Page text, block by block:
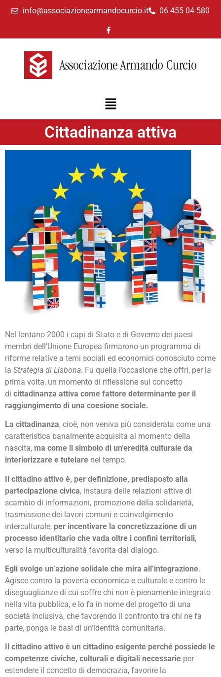
info@associazionearmandocurcio.it 06 455 04 580
Cittadinanza attiva
Nel lontano 2000 i capi di Stato e di Governo dei paesi
membri dell’Unione Europea firmarono un programma di
riforme relative a temi sociali ed economici conosciuto come
la Strategia di Lisbona. Fu quella l’occasione che offrì, per la
prima volta, un momento di riflessione sul concetto
di cittadinanza attiva come fattore determinante per il
raggiungimento di una coesione sociale.
La cittadinanza, cioè, non veniva più considerata come una
caratteristica banalmente acquisita al momento della
nascita, ma come il simbolo di un’eredità culturale da
interiorizzare e tutelare nel tempo.
Il cittadino attivo è, per definizione, predisposto alla
partecipazione civica, instaura delle relazioni attive di
scambio di informazioni, promozione della solidarietà,
trasmissione dei lavori comuni e coinvolgimento
interculturale, per incentivare la concretizzazione di un
processo identitario che vada oltre i confini territoriali,
verso la multiculturalità favorita dal dialogo.
Egli svolge un’azione solidale che mira all’integrazione.
Agisce contro la povertà economica e culturale e contro le
diseguaglianze di cui soffre chi non è pienamente integrato
nella vita pubblica, e lo fa in nome del progetto di una
società inclusiva, che favorendo il confronto tra chi ne fa
parte, ponga le basi di un’identità comunitaria.
Il cittadino attivo è un cittadino esigente perché possiede le
competenze civiche, culturali e digitali necessarie per
estendere il concetto di democrazia, favorire la